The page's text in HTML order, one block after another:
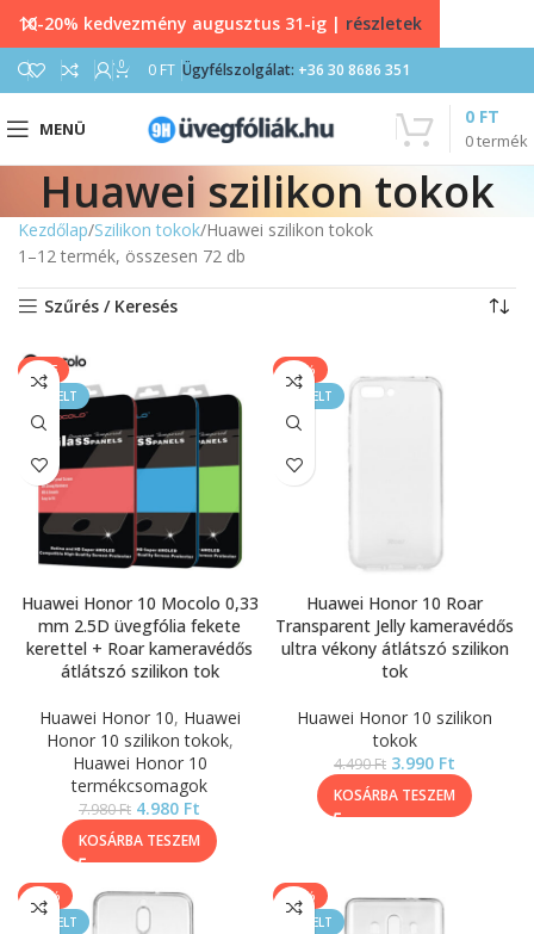
0 0 FT Ügyfélszolgálat: +36 30 8686 351
MENÜ
0termék
0 FT
Huawei szilikon tokok
Kezdőlap Szilikon tokok Huawei szilikon tokok
1–12 termék, összesen 72 db
Szűrés / Keresés
SALE
KIEMELT
Huawei Honor 10 Mocolo 0,33
mm 2.5D üvegfólia fekete
kerettel + Roar kameravédős
átlátszó szilikon tok
Huawei Honor 10, Huawei
Honor 10 szilikon tokok,
Huawei Honor 10
termékcsomagok
7.980Ft 4.980 Ft
KOSÁRBA TESZEM
-11%
KIEMELT
Huawei Honor 10 Roar
Transparent Jelly kameravédős
ultra vékony átlátszó szilikon
tok
Huawei Honor 10 szilikon
tokok
4.490Ft 3.990 Ft
KOSÁRBA TESZEM
-11%
KIEMELT
-11%
KIEMELT
10-20% kedvezmény augusztus 31-ig | részletek